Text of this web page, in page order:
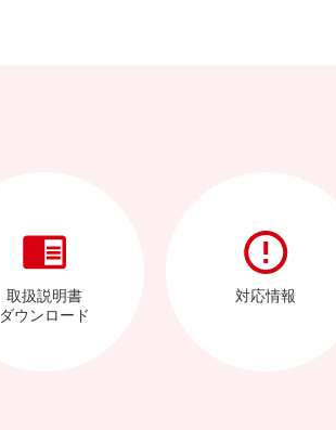
取扱説明書
ダウンロード
対応情報